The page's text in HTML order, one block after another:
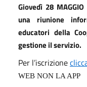
Giovedì 28
una riunione
educatori della
gestione il servizio.
Per l’iscrizione
WEB NON LA APP